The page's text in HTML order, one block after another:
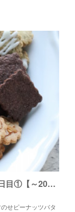
ポリ袋で作るクッキー（型抜き編）2日目①【～2026年4月末日】
せピーナッツバタ